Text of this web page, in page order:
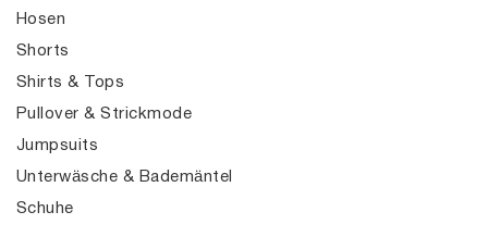
Hosen
Shorts
Shirts & Tops
Pullover & Strickmode
Jumpsuits
Unterwäsche & Bademäntel
Schuhe